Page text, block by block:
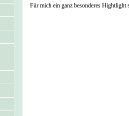
Für mich ein ganz besonderes Hightlight